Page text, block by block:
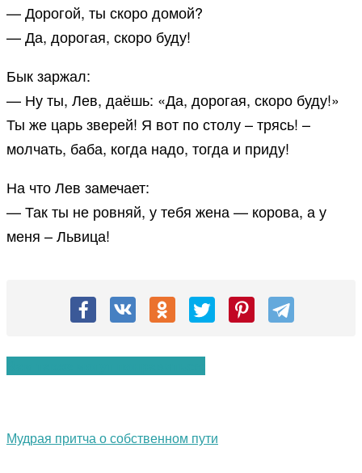
— Дорогой, ты скоро домой?
— Да, дорогая, скоро буду!
Бык заржал:
— Ну ты, Лев, даёшь: «Да, дорогая, скоро буду!»
Ты же царь зверей! Я вот по столу – трясь! –
молчать, баба, когда надо, тогда и приду!
На что Лев замечает:
— Так ты не ровняй, у тебя жена — корова, а у
меня – Львица!
Мудрая притча о собственном пути